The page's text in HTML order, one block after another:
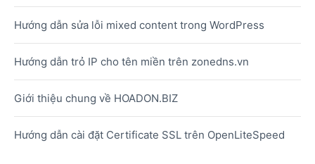
Hướng dẫn sửa lỗi mixed content trong WordPress
Hướng dẫn trỏ IP cho tên miền trên zonedns.vn
Giới thiệu chung về HOADON.BIZ
Hướng dẫn cài đặt Certificate SSL trên OpenLiteSpeed